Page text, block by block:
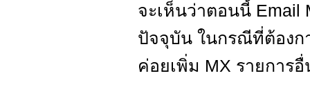
จะเห็นว่าตอนนี้ Email
ปัจจุบัน ในกรณีที่ต้องก
ค่อยเพิ่ม MX รายการอื่